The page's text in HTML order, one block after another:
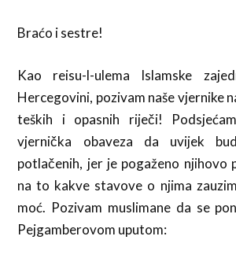
Braćo i sestre!
Kao reisu-l-ulema Islamske
Hercegovini, pozivam naše vjernike
teških i opasnih riječi!
vjernička obaveza da uvijek
potlačenih, jer je pogaženo njihovo
na to kakve stavove o njima
moć. Pozivam muslimane da se
Pejgamberovom uputom: